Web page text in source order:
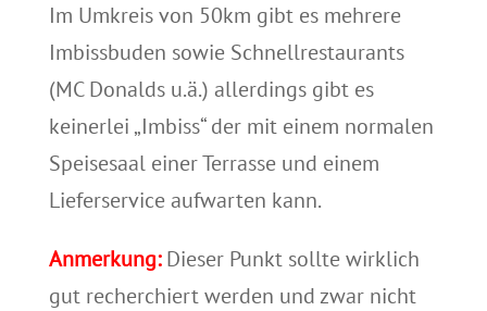
Im Umkreis von 50km gibt es mehrere
Imbissbuden sowie Schnellrestaurants
(MC Donalds u.ä.) allerdings gibt es
keinerlei „Imbiss“ der mit einem normalen
Speisesaal einer Terrasse und einem
Lieferservice aufwarten kann.
Anmerkung:Dieser Punkt sollte wirklich
gut recherchiert werden und zwar nicht